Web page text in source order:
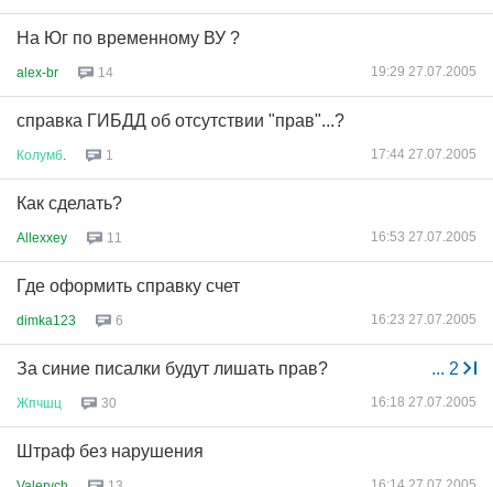
На Юг по временному ВУ ?
alex-br 14 19:29 27.07.2005
справка ГИБДД об отсутствии "прав"...?
Колумб 1 17:44 27.07.2005
Как сделать?
Allexxey 11 16:53 27.07.2005
Где оформить справку счет
dimka123 6 16:23 27.07.2005
... 2
За синие писалки будут лишать прав?
Жпчшц 30 16:18 27.07.2005
Штраф без нарушения